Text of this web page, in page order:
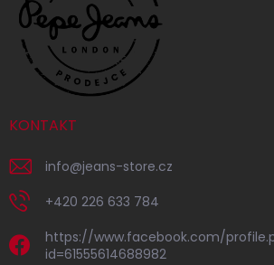
KONTAKT
info@jeans-store.cz
+420 226 633 784
https://www.facebook.com/
id=61555614688982